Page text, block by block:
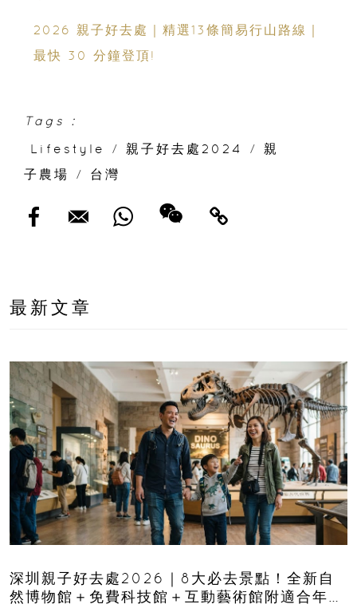
2026 親子好去處｜精選13條簡易行山路線｜
最快 30 分鐘登頂!
Tags :
Lifestyle
/ 親子好去處2024 /
親
子農場
/ 台灣
最新文章
深圳親子好去處2026｜8大必去景點！全新自
然博物館＋免費科技館＋互動藝術館附適合年